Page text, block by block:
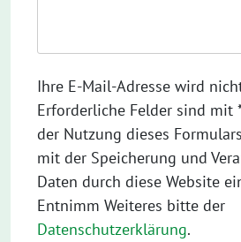
Ihre E-Mail-Adresse wird
Erforderliche Felder sind mit
der Nutzung dieses
mit der Speicherung und
Daten durch diese Website
Entnimm Weiteres bitte der
Datenschutzerklärung.